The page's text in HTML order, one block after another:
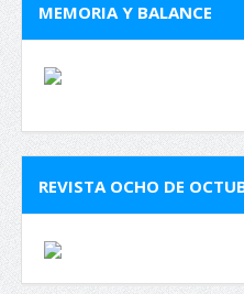
MEMORIA Y BALANCE
REVISTA OCHO DE